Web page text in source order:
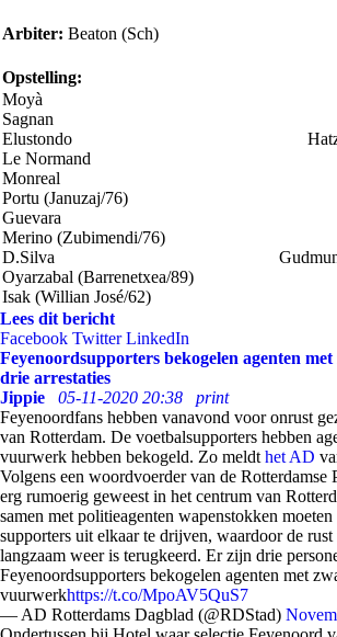
Arbiter: Beaton (Sch)
Opstelling:
Moyà
Sagnan
Elustondo
Le Normand
Monreal
Portu (Januzaj/76)
Guevara
Merino (Zubimendi/76)
D.Silva
Oyarzabal (Barrenetxea/89)
Isak (Willian José/62)
Lees dit bericht
Facebook Twitter LinkedIn
Feyenoordsupporters bekogelen agenten
drie arrestaties
Jippie
05-11-2020 20:38
print
Feyenoordfans hebben vanavond voor onrust
van Rotterdam. De voetbalsupporters hebben
vuurwerk hebben bekogeld. Zo meldt het AD
Volgens een woordvoerder van de Rotterdamse
erg rumoerig geweest in het centrum van
samen met politieagenten wapenstokken
supporters uit elkaar te drijven, waardoor de rust
langzaam weer is terugkeerd. Er zijn drie
Feyenoordsupporters bekogelen agenten met
vuurwerkhttps://t.co/MpoAV5QuS7
— AD Rotterdams Dagblad (@RDStad)